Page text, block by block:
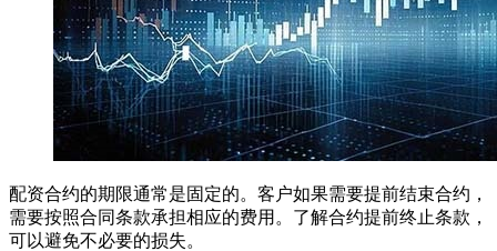
配资合约的期限通常是固定的。客户如果需要提前结束合约，
需要按照合同条款承担相应的费用。了解合约提前终止条款，
可以避免不必要的损失。